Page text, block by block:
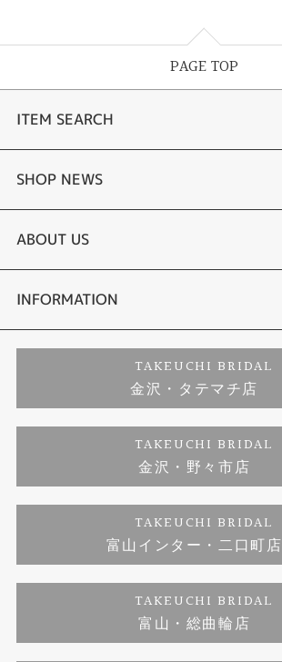
PAGE TOP
ITEM SEARCH
婚約指輪
結婚指輪
セットリング
婚約ネックレス
ダイヤモンド
ジュエリーリフォーム
SHOP NEWS
選ばれる理由まとめ
お客様の声
プロポーズサポート
ブランドリスト
福井指輪工房｜手作りペアリング
福井指輪工房｜手作り結婚指輪 and 婚約指輪
福井工房｜手作り婚約指輪プロポーズプラン
ABOUT US
会社概要
お客様の声
INFORMATION
プライバシーポリシー
TAKEUCHI BRIDAL
金沢・タテマチ店
TAKEUCHI BRIDAL
金沢・野々市店
TAKEUCHI BRIDAL
富山インター・二口町店
TAKEUCHI BRIDAL
富山・総曲輪店